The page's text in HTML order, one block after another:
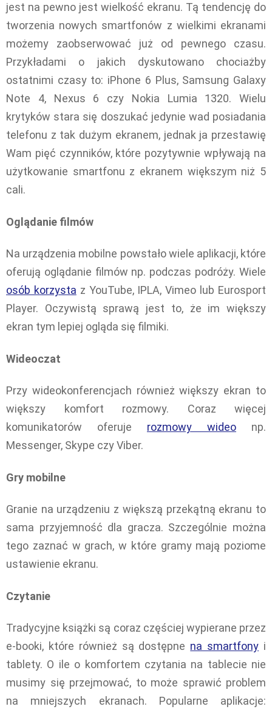
jest na pewno jest wielkość ekranu. Tą tendencję do
tworzenia nowych smartfonów z wielkimi ekranami
możemy zaobserwować już od pewnego czasu.
Przykładami o jakich dyskutowano chociażby
ostatnimi czasy to: iPhone 6 Plus, Samsung Galaxy
Note 4, Nexus 6 czy Nokia Lumia 1320. Wielu
krytyków stara się doszukać jedynie wad posiadania
telefonu z tak dużym ekranem, jednak ja przestawię
Wam pięć czynników, które pozytywnie wpływają na
użytkowanie smartfonu z ekranem większym niż 5
cali.
Oglądanie filmów
Na urządzenia mobilne powstało wiele aplikacji, które
oferują oglądanie filmów np. podczas podróży. Wiele
osób korzysta z YouTube, IPLA, Vimeo lub Eurosport
Player. Oczywistą sprawą jest to, że im większy
ekran tym lepiej ogląda się filmiki.
Wideoczat
Przy wideokonferencjach również większy ekran to
większy komfort rozmowy. Coraz więcej
komunikatorów oferuje rozmowy wideo np.
Messenger, Skype czy Viber.
Gry mobilne
Granie na urządzeniu z większą przekątną ekranu to
sama przyjemność dla gracza. Szczególnie można
tego zaznać w grach, w które gramy mają poziome
ustawienie ekranu.
Czytanie
Tradycyjne książki są coraz częściej wypierane przez
e-booki, które również są dostępne na smartfony i
tablety. O ile o komfortem czytania na tablecie nie
musimy się przejmować, to może sprawić problem
na mniejszych ekranach. Popularne aplikacje: